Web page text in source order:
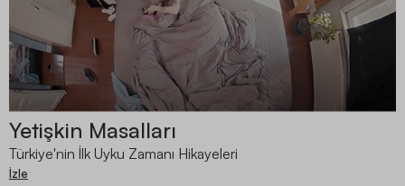
Yetişkin Masalları
Türkiye'nin İlk Uyku Zamanı Hikayeleri
İzle